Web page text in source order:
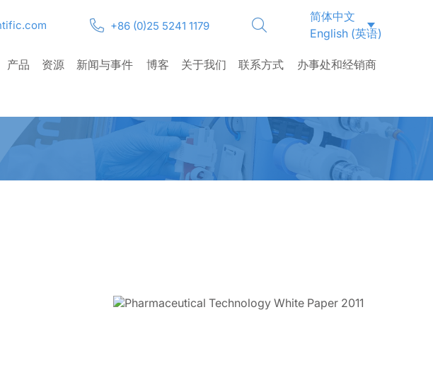
简体中文
English (英语)
+86 (0)25 5241 1179
产品 资源 新闻与事件 博客 关于我们 联系方式 办事处和经销商